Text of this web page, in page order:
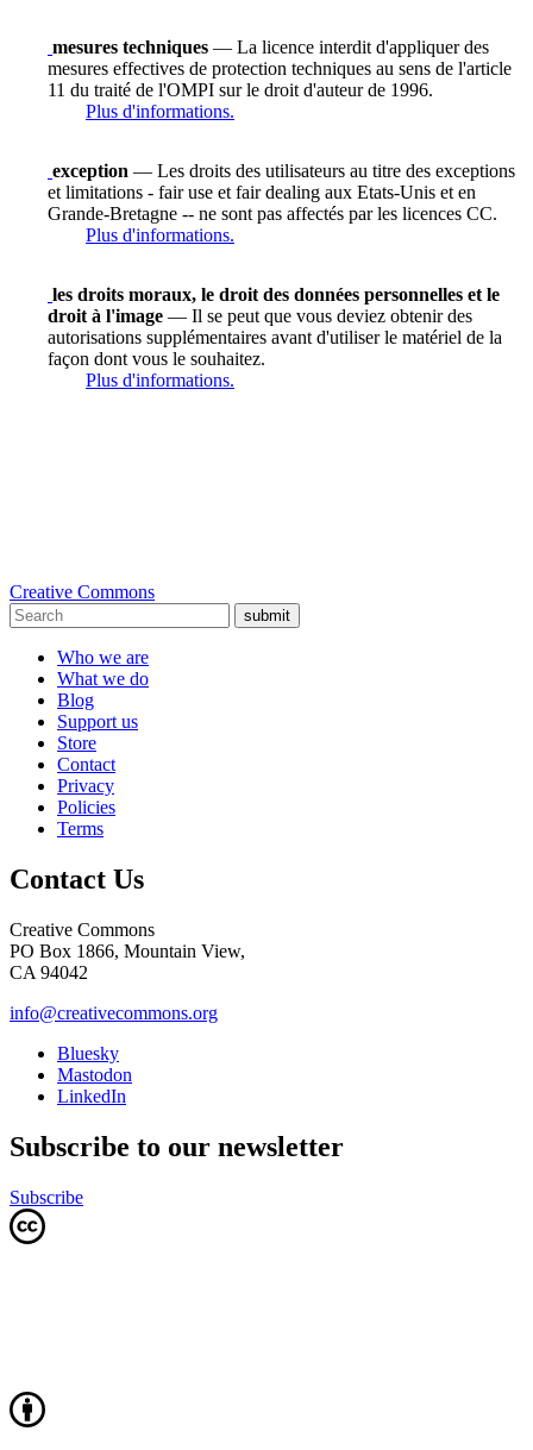
mesures techniques — La licence interdit d'appliquer des
mesures effectives de protection techniques au sens de l'article
11 du traité de l'OMPI sur le droit d'auteur de 1996.
Plus d'informations.
exception — Les droits des utilisateurs au titre des exceptions
et limitations - fair use et fair dealing aux Etats-Unis et en
Grande-Bretagne -- ne sont pas affectés par les licences CC.
Plus d'informations.
les droits moraux, le droit des données personnelles et le
droit à l'image — Il se peut que vous deviez obtenir des
autorisations supplémentaires avant d'utiliser le matériel de la
façon dont vous le souhaitez.
Plus d'informations.
Creative Commons
submit
Who we are
What we do
Blog
Support us
Store
Contact
Privacy
Policies
Terms
Contact Us
Creative Commons
PO Box 1866, Mountain View,
CA 94042
info@creativecommons.org
Bluesky
Mastodon
LinkedIn
Subscribe to our newsletter
Subscribe